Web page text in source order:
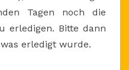
Tagen noch die
erledigen. Bitte dann
erledigt wurde.